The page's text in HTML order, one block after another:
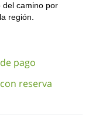
del camino por
región.
de pago
con reserva